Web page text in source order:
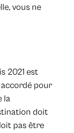
vous ne
2021 est
pour
la
doit
pas être